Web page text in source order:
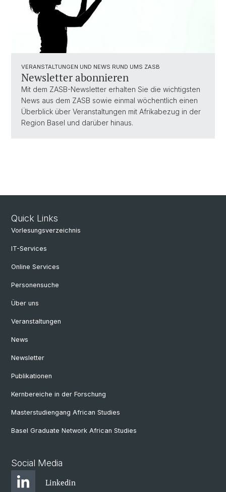
VERANSTALTUNGEN UND NEWS RUND UMS ZASB
Newsletter abonnieren
Mit dem ZASB-Newsletter erhalten Sie die wichtigsten
News aus dem ZASB sowie einmal wöchentlich einen
Überblick über Veranstaltungen mit Afrikabezug in der
Region Basel und darüber hinaus.
Quick Links
Vorlesungsverzeichnis
IT-Services
Online Services
Personensuche
Über uns
Veranstaltungen
News
Newsletter
Publikationen
Kernbereiche in der Forschung
Masterstudiengang African Studies
Basel Graduate Network African Studies
Social Media
Linkedin